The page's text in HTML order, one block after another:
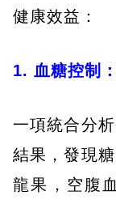
健康效益：
1. 血糖控制：
一項統合分
結果，發現
龍果，空腹